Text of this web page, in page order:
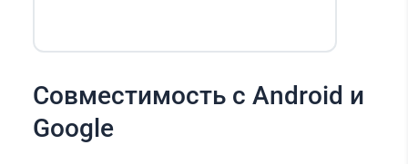
Совместимость с Android и
Google